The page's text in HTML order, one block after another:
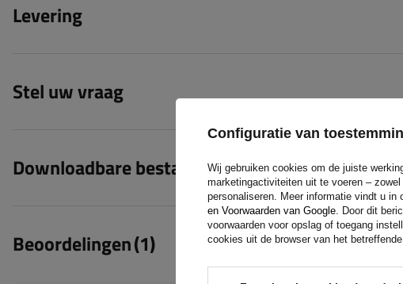
Levering
Stel uw vraag
Downloadbare bestanden(1)
Beoordelingen(1)
Configuratie van
Wij gebruiken cookies om de juiste
marketingactiviteiten uit te voeren –
personaliseren. Meer informatie vindt u in
en Voorwaarden van Google. Door dit
voorwaarden voor opslag of toegang
cookies uit de browser van het